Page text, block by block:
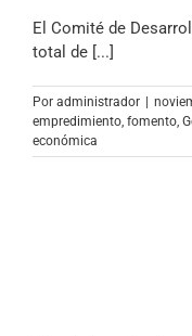
El Comité de
total de [...]
Por administrador |
empredimiento fomento
económica